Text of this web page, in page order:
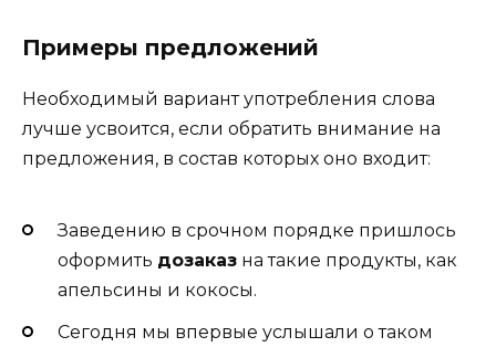
Примеры предложений
Необходимый вариант употребления слова
лучше усвоится, если обратить внимание на
предложения, в состав которых оно входит:
Заведению в срочном порядке пришлось
оформить дозаказ на такие продукты, как
апельсины и кокосы.
Сегодня мы впервые услышали о таком